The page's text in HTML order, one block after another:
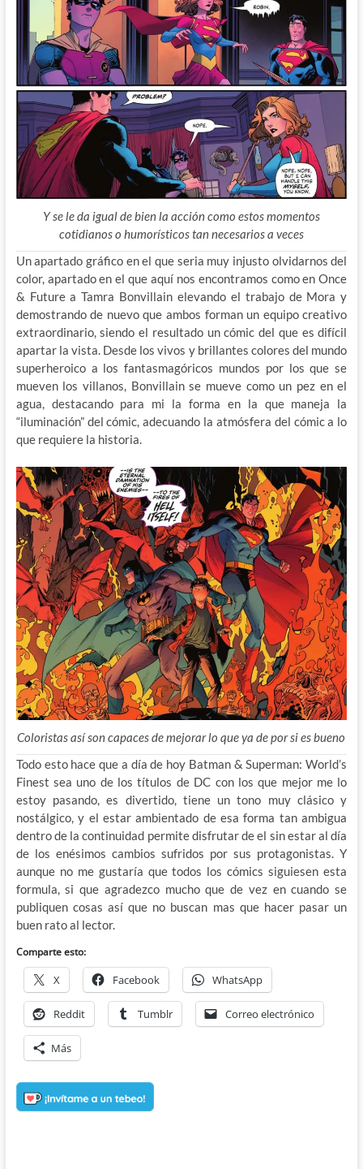
Y se le da igual de bien la acción como estos momentos
cotidianos o humorísticos tan necesarios a veces
Un apartado gráfico en el que seria muy injusto olvidarnos del
color, apartado en el que aquí nos encontramos como en Once
& Future a Tamra Bonvillain elevando el trabajo de Mora y
demostrando de nuevo que ambos forman un equipo creativo
extraordinario, siendo el resultado un cómic del que es difícil
apartar la vista. Desde los vivos y brillantes colores del mundo
superheroico a los fantasmagóricos mundos por los que se
mueven los villanos, Bonvillain se mueve como un pez en el
agua, destacando para mi la forma en la que maneja la
“iluminación” del cómic, adecuando la atmósfera del cómic a lo
que requiere la historia.
Coloristas así son capaces de mejorar lo que ya de por si es bueno
Todo esto hace que a día de hoy Batman & Superman: World’s
Finest sea uno de los títulos de DC con los que mejor me lo
estoy pasando, es divertido, tiene un tono muy clásico y
nostálgico, y el estar ambientado de esa forma tan ambigua
dentro de la continuidad permite disfrutar de el sin estar al día
de los enésimos cambios sufridos por sus protagonistas. Y
aunque no me gustaría que todos los cómics siguiesen esta
formula, si que agradezco mucho que de vez en cuando se
publiquen cosas así que no buscan mas que hacer pasar un
buen rato al lector.
Comparte esto:
X Facebook WhatsApp
Reddit Tumblr Correo electrónico
Más